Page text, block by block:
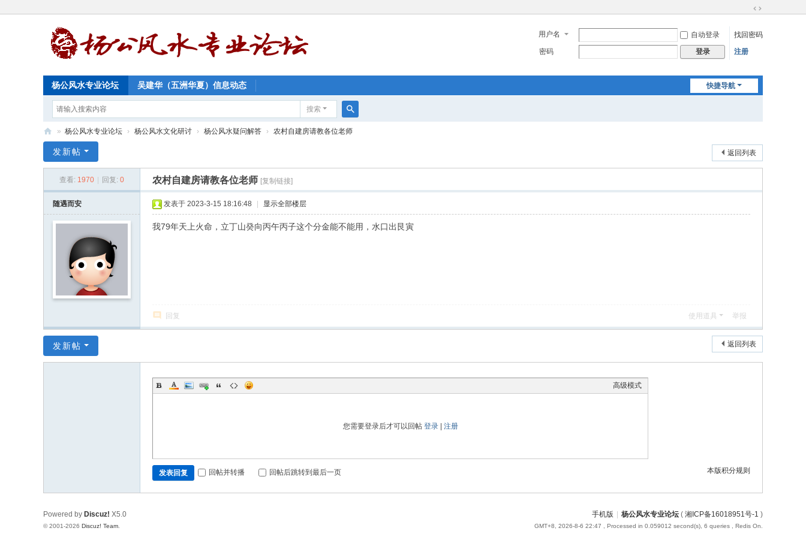
换
到
用户名 自动登录
找回密码
密码
登录 注册
快捷导航
杨公风水专业论坛 吴建华（五洲华夏）信息动态
搜索
搜
公
» 杨公风水专业论坛 › 杨公风水文化研讨 › 杨公风水疑问解答 › 农村自建房请教各位老师
返回列表
发新帖
查看: 1970 回复: 0 农村自建房请教各位老师 [复制链接]
随遇而安 发表于 2023-3-15 18:16:48 显示全部楼层
我79年天上火命，立丁山癸向丙午丙子这个分金能不能用，水口出艮寅
回复 使用道具 举报
返回列表
发新帖
高级模式
您需要登录后才可以回帖 登录| 注册
本版积分规则
发表回复 回帖并转播 回帖后跳转到最后一页
手机版 杨公风水专业论坛 ( 湘ICP备16018951号-1 )
GMT+8, 2026-8-6 22:47 , Processed in 0.059012 second(s), 6 queries , Redis On.
Powered by Discuz! X5.0
© 2001-2026 Discuz! Team